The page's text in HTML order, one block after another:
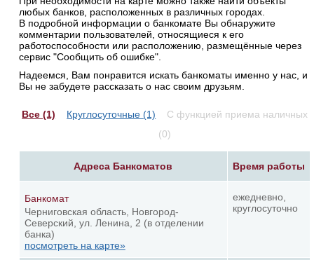
любых банков, расположенных в различных городах.
В подробной информации о банкомате Вы обнаружите
комментарии пользователей, относящиеся к его
работоспособности или расположению, размещённые через
сервис "Сообщить об ошибке".
Надеемся, Вам понравится искать банкоматы именно у нас, и
Вы не забудете рассказать о нас своим друзьям.
Все (1) Круглосуточные (1)
С функцией приема наличных
(0)
Адреса Банкоматов Время работы
Банкомат
Черниговская область, Новгород-
Северский, ул. Ленина, 2 (в отделении
банка)
посмотреть на карте»
ежедневно,
круглосуточно